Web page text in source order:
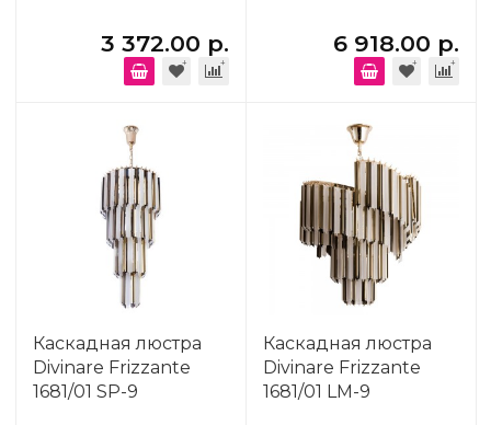
3 372.00 р. 6 918.00 р.
Каскадная люстра
Divinare Frizzante
1681/01 SP-9
Каскадная люстра
Divinare Frizzante
1681/01 LM-9